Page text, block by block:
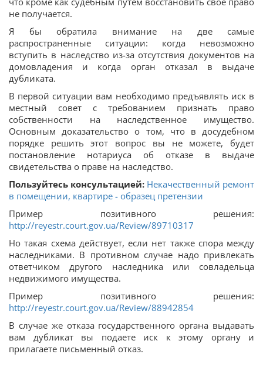
не получается.
Я бы обратила внимание на две самые
распространенные ситуации: когда невозможно
вступить в наследство из-за отсутствия документов на
домовладения и когда орган отказал в выдаче
дубликата.
В первой ситуации вам необходимо предъявлять иск в
местный совет с требованием признать право
собственности на наследственное имущество.
Основным доказательство о том, что в досудебном
порядке решить этот вопрос вы не можете, будет
постановление нотариуса об отказе в выдаче
свидетельства о праве на наследство.
Пользуйтесь консультацией: Некачественный ремонт
в помещении, квартире - образец претензии
Пример позитивного решения:
http://reyestr.court.gov.ua/Review/89710317
Но такая схема действует, если нет также спора между
наследниками. В противном случае надо привлекать
ответчиком другого наследника или совладельца
недвижимого имущества.
Пример позитивного решения:
http://reyestr.court.gov.ua/Review/88942854
В случае же отказа государственного органа выдавать
вам дубликат вы подаете иск к этому органу и
прилагаете письменный отказ.